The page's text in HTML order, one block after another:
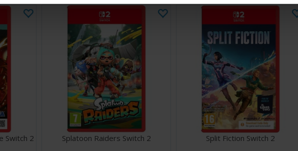
Switch 2 Splatoon Raiders Switch 2 Split Fiction Switch 2